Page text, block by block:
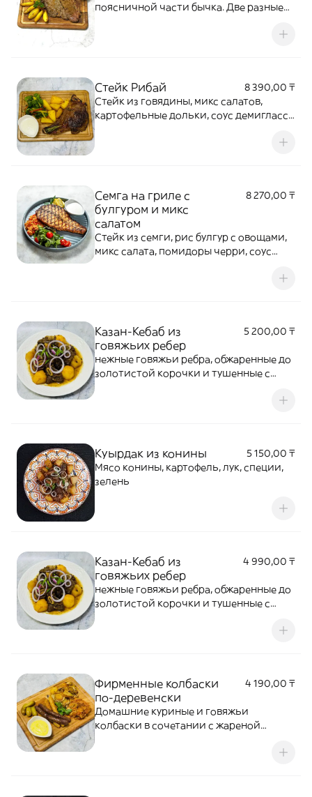
поясничной части бычка. Две разные
Стейк Рибай
8 390,00 ₸
Стейк из говядины, микс салатов,
картофельные дольки, соус демигласс,
Семга на гриле с
булгуром и микс
салатом
8 270,00 ₸
Стейк из семги, рис булгур с овощами,
микс салата, помидоры черри, соус
Казан-Кебаб из
говяжьих ребер
5 200,00 ₸
нежные говяжьи ребра, обжаренные до
золотистой корочки и тушенные с
Куырдак из конины
5 150,00 ₸
Мясо конины, картофель, лук, специи,
зелень
Казан-Кебаб из
говяжьих ребер
4 990,00 ₸
нежные говяжьи ребра, обжаренные до
золотистой корочки и тушенные с
Фирменные колбаски
по-деревенски
4 190,00 ₸
Домашние куриные и говяжьи
колбаски в сочетании с жареной